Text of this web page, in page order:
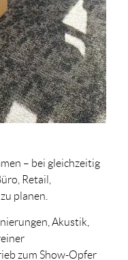
– bei gleichzeitig
Retail,
planen.
Akustik,
zum Show-Opfer